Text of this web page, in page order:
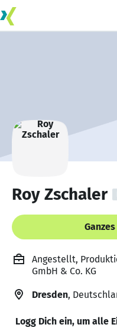
Roy Zschaler
Angestellt,
GmbH & Co. KG
Dresden,
Logg Dich ein, um alle